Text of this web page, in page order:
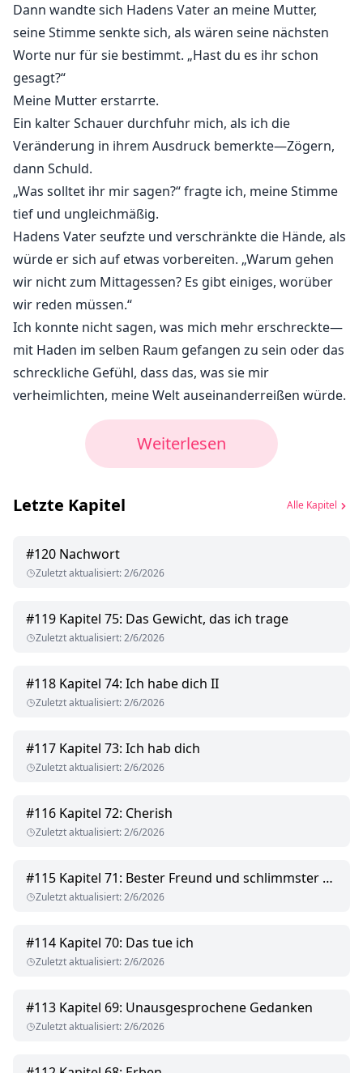
Dann wandte sich Hadens Vater an meine Mutter,
seine Stimme senkte sich, als wären seine nächsten
Worte nur für sie bestimmt. „Hast du es ihr schon
gesagt?“
Meine Mutter erstarrte.
Ein kalter Schauer durchfuhr mich, als ich die
Veränderung in ihrem Ausdruck bemerkte—Zögern,
dann Schuld.
„Was solltet ihr mir sagen?“ fragte ich, meine Stimme
tief und ungleichmäßig.
Hadens Vater seufzte und verschränkte die Hände, als
würde er sich auf etwas vorbereiten. „Warum gehen
wir nicht zum Mittagessen? Es gibt einiges, worüber
wir reden müssen.“
Ich konnte nicht sagen, was mich mehr erschreckte—
mit Haden im selben Raum gefangen zu sein oder das
schreckliche Gefühl, dass das, was sie mir
verheimlichten, meine Welt auseinanderreißen würde.
Weiterlesen
Letzte Kapitel Alle Kapitel
#120 Nachwort
Zuletzt aktualisiert:2/6/2026
#119 Kapitel 75: Das Gewicht, das ich trage
Zuletzt aktualisiert:2/6/2026
#118 Kapitel 74: Ich habe dich II
Zuletzt aktualisiert:2/6/2026
#117 Kapitel 73: Ich hab dich
Zuletzt aktualisiert:2/6/2026
#116 Kapitel 72: Cherish
Zuletzt aktualisiert:2/6/2026
#115 Kapitel 71: Bester Freund und schlimmster Albtraum
Zuletzt aktualisiert:2/6/2026
#114 Kapitel 70: Das tue ich
Zuletzt aktualisiert:2/6/2026
#113 Kapitel 69: Unausgesprochene Gedanken
Zuletzt aktualisiert:2/6/2026